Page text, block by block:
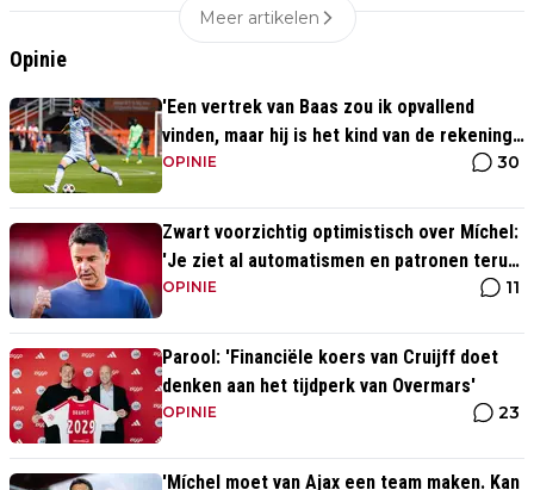
Meer artikelen
Opinie
'Een vertrek van Baas zou ik opvallend
vinden, maar hij is het kind van de rekening
van de komst van Blind'
OPINIE 30
Zwart voorzichtig optimistisch over Míchel:
'Je ziet al automatismen en patronen terug,
maar...'
OPINIE 11
Parool: 'Financiële koers van Cruijff doet
denken aan het tijdperk van Overmars'
OPINIE 23
'Míchel moet van Ajax een team maken. Kan